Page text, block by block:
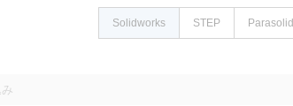
Solidworks STEP Parasolid